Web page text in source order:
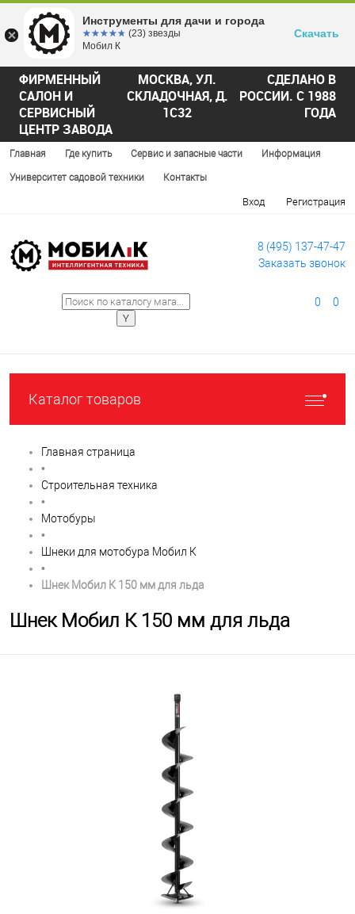
ФИРМЕННЫЙ
САЛОН И
СЕРВИСНЫЙ
ЦЕНТР ЗАВОДА
МОСКВА, УЛ.
СКЛАДОЧНАЯ, Д.
1С32
СДЕЛАНО В
РОССИИ. С 1988
ГОДА
Главная Где купить Сервис и запасные части Информация
Университет садовой техники Контакты
Вход Регистрация
8 (495) 137-47-47
Заказать звонок
0 0
Каталог товаров
Главная страница
•
Строительная техника
•
Мотобуры
•
Шнеки для мотобура Мобил К
•
Шнек Мобил К 150 мм для льда
Шнек Мобил К 150 мм для льда
Инструменты для дачи и города
☆☆☆☆☆
★★★★★ (23) звезды
Мобил К
Скачать